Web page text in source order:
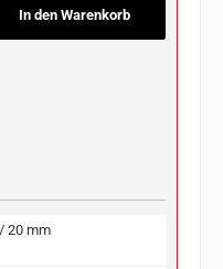
In den Warenkorb
20 mm